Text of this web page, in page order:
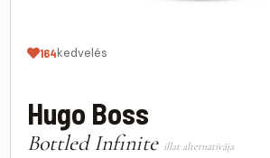
164kedvelés
Hugo Boss
Bottled Infinite illat alternatívája